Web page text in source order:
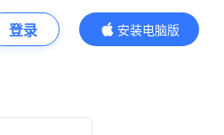
登录
安装电脑版
内容更精彩